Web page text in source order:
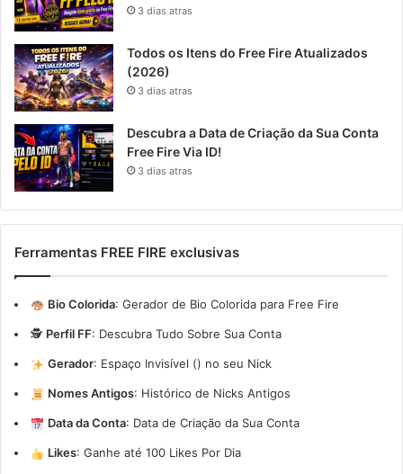
3 dias atras
Todos os Itens do Free Fire Atualizados
(2026)
3 dias atras
Descubra a Data de Criação da Sua Conta
Free Fire Via ID!
3 dias atras
Ferramentas FREE FIRE exclusivas
Bio Colorida: Gerador de Bio Colorida para Free Fire
🕵️ Perfil FF: Descubra Tudo Sobre Sua Conta
Gerador: Espaço Invisível (ㅤ) no seu Nick
Nomes Antigos: Histórico de Nicks Antigos
Data da Conta: Data de Criação da Sua Conta
Likes: Ganhe até 100 Likes Por Dia